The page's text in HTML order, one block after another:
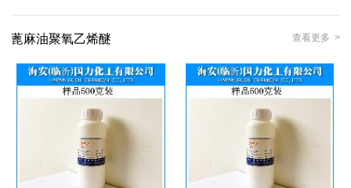
蓖麻油聚氧乙烯醚 查看更多 >